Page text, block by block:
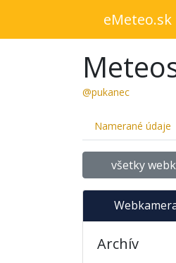
eMeteo.sk
@pukanec
Namerané údaje
všetky
Archív